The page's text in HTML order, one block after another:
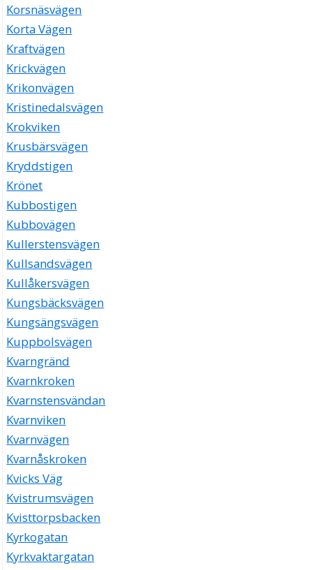
Korsnäsvägen
Korta Vägen
Kraftvägen
Krickvägen
Krikonvägen
Kristinedalsvägen
Krokviken
Krusbärsvägen
Kryddstigen
Krönet
Kubbostigen
Kubbovägen
Kullerstensvägen
Kullsandsvägen
Kullåkersvägen
Kungsbäcksvägen
Kungsängsvägen
Kuppbolsvägen
Kvarngränd
Kvarnkroken
Kvarnstensvändan
Kvarnviken
Kvarnvägen
Kvarnåskroken
Kvicks Väg
Kvistrumsvägen
Kvisttorpsbacken
Kyrkogatan
Kyrkvaktargatan